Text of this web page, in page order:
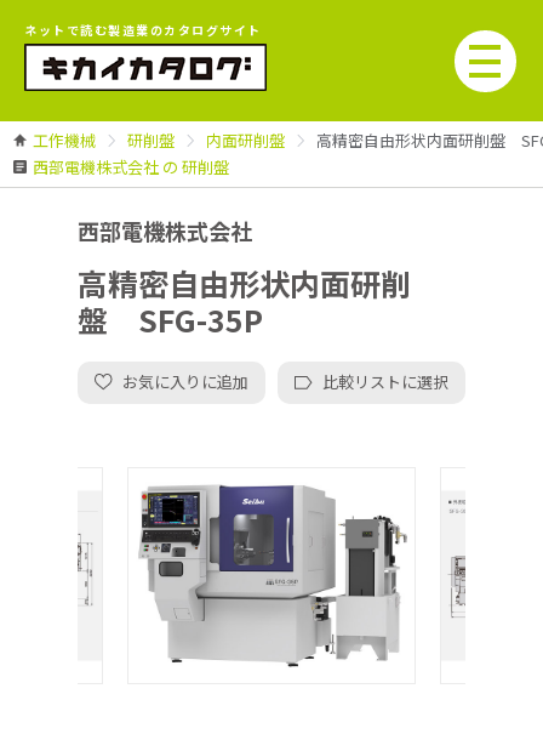
ネットで読む製造業のカタログサイト
工作機械 研削盤 内面研削盤
高精密自由形状内面研削盤
西部電機株式会社 の 研削盤
西部電機株式会社
高精密自由形状内面研削
盤 SFG-35P
お気に入りに追加 比較リストに選択